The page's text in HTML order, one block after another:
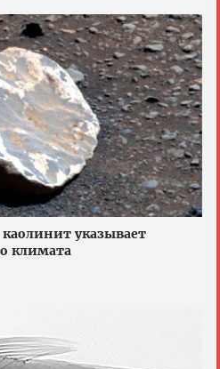
указывает
климата